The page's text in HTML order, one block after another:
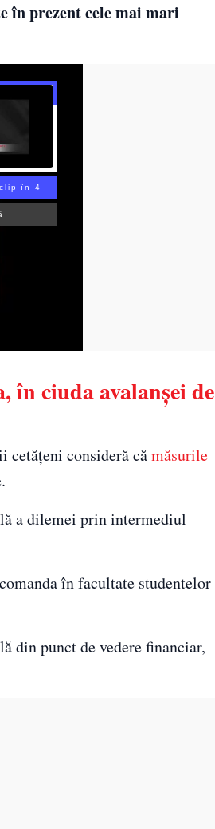
în prezent cele mai mari
în 3
în ciuda avalanșei de
consideră cămăsurile
a dilemei prin intermediul
în facultate studentelor
din punct de vedere financiar,